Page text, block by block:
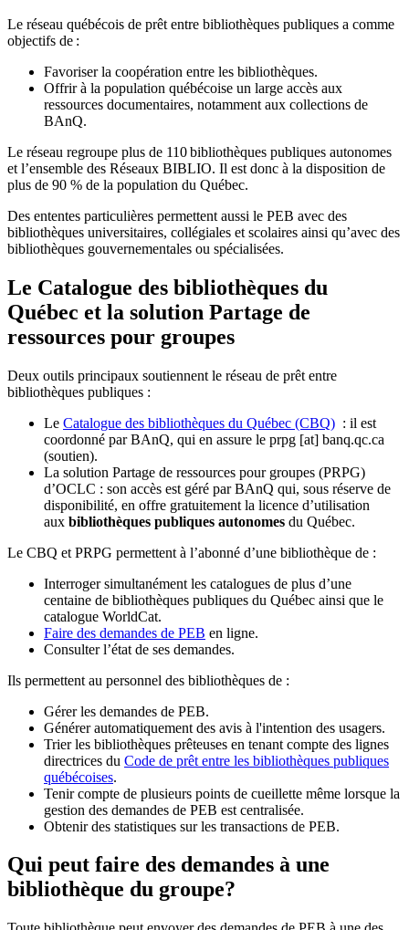
Le réseau québécois de prêt entre bibliothèques publiques a comme
objectifs de :
Favoriser la coopération entre les bibliothèques.
Offrir à la population québécoise un large accès aux
ressources documentaires, notamment aux collections de
BAnQ.
Le réseau regroupe plus de 110bibliothèques publiques autonomes
et l’ensemble des Réseaux BIBLIO. Il est donc à la disposition de
plus de 90 % de la population du Québec.
Des ententes particulières permettent aussi le PEB avec des
bibliothèques universitaires, collégiales et scolaires ainsi qu’avec des
bibliothèques gouvernementales ou spécialisées.
Le Catalogue des bibliothèques du
Québec et la solution Partage de
ressources pour groupes
Deux outils principaux soutiennent le réseau de prêt entre
bibliothèques publiques :
Le Catalogue des bibliothèques du Québec (CBQ) : il est
coordonné par BAnQ, qui en assure le prpg [at] banq.qc.ca
(soutien).
La solution Partage de ressources pour groupes (PRPG)
d’OCLC : son accès est géré par BAnQ qui, sous réserve de
disponibilité, en offre gratuitement la licence d’utilisation
aux bibliothèques publiques autonomes du Québec.
Le CBQ et PRPG permettent à l’abonné d’une bibliothèque de :
Interroger simultanément les catalogues de plus d’une
centaine de bibliothèques publiques du Québec ainsi que le
catalogue WorldCat.
Faire des demandes de PEB en ligne.
Consulter l’état de ses demandes.
Ils permettent au personnel des bibliothèques de :
Gérer les demandes de PEB.
Générer automatiquement des avis à l'intention des usagers.
Trier les bibliothèques prêteuses en tenant compte des lignes
directrices du Code de prêt entre les bibliothèques publiques
québécoises.
Tenir compte de plusieurs points de cueillette même lorsque la
gestion des demandes de PEB est centralisée.
Obtenir des statistiques sur les transactions de PEB.
Qui peut faire des demandes à une
bibliothèque du groupe?